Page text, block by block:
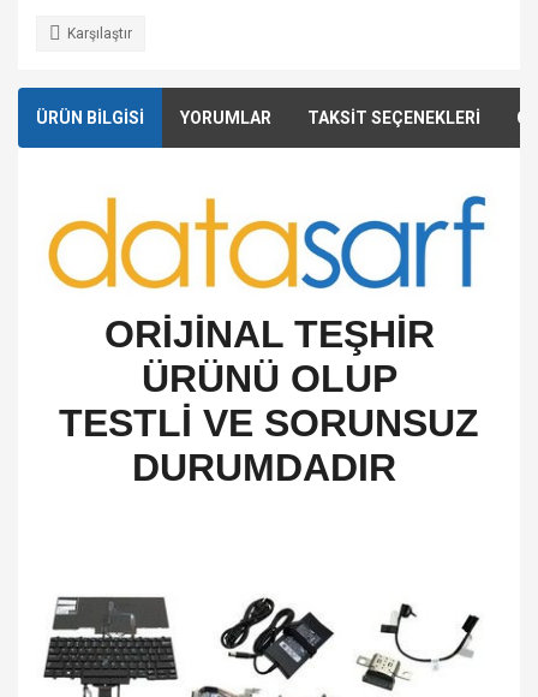
Karşılaştır
ÜRÜN BİLGİSİ YORUMLAR TAKSİT SEÇENEKLERİ
ORİJİNAL TEŞHİR
ÜRÜNÜ OLUP
TESTLİ VE SORUNSUZ
DURUMDADIR